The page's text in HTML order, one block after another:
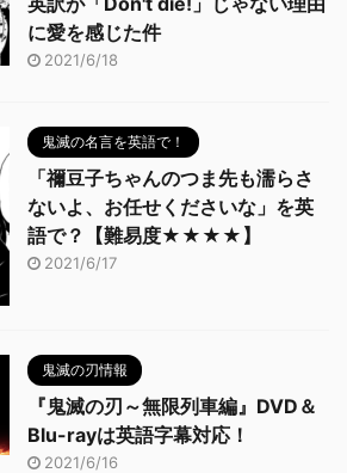
に愛を感じた件
2021/6/18
鬼滅の名言を英語で！
「禰豆子ちゃんのつま先も濡らさ
ないよ、お任せくださいな」を英
語で？【難易度★★★★】
2021/6/17
鬼滅の刃情報
『鬼滅の刃～無限列車編』DVD＆
Blu-rayは英語字幕対応！
2021/6/16